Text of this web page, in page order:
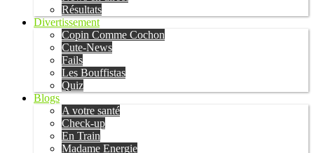
Résultats
Divertissement
Copin Comme Cochon
Cute-News
Fails
Les Bouffistas
Quiz
Blogs
A votre santé
Check-up
En Train
Madame Energie